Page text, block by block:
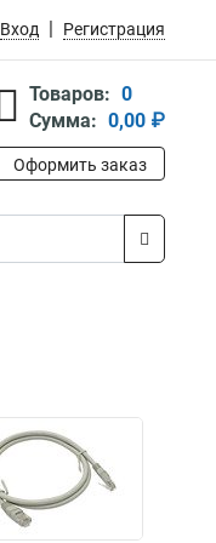
Вход Регистрация
Товаров: 0
Сумма: 0,00 ₽
Оформить заказ